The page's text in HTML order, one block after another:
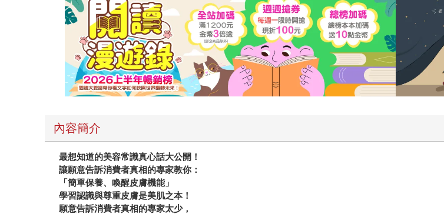
內容簡介
最想知道的美容常識真心話大公開！
讓願意告訴消費者真相的專家教你：
「簡單保養、喚醒皮膚機能」
學習認識與尊重皮膚是美肌之本！
願意告訴消費者真相的專家太少，